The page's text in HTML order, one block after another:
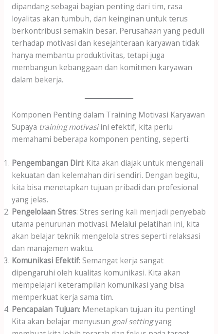
dipandang sebagai bagian penting dari tim, rasa
loyalitas akan tumbuh, dan keinginan untuk terus
berkontribusi semakin besar. Perusahaan yang peduli
terhadap motivasi dan kesejahteraan karyawan tidak
hanya membantu produktivitas, tetapi juga
membangun kebanggaan dan komitmen karyawan
dalam bekerja.
Komponen Penting dalam Training Motivasi Karyawan
Supaya training motivasiini efektif, kita perlu
memahami beberapa komponen penting, seperti:
Pengembangan Diri: Kita akan diajak untuk mengenali
kekuatan dan kelemahan diri sendiri. Dengan begitu,
kita bisa menetapkan tujuan pribadi dan profesional
yang jelas.
Pengelolaan Stres: Stres sering kali menjadi penyebab
utama penurunan motivasi. Melalui pelatihan ini, kita
akan belajar teknik mengelola stres seperti relaksasi
dan manajemen waktu.
Komunikasi Efektif: Semangat kerja sangat
dipengaruhi oleh kualitas komunikasi. Kita akan
mempelajari keterampilan komunikasi yang bisa
memperkuat kerja sama tim.
Pencapaian Tujuan: Menetapkan tujuan itu penting!
Kita akan belajar menyusun goal settingyang